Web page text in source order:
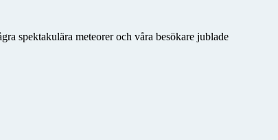
spektakulära meteorer och våra besökare jublade